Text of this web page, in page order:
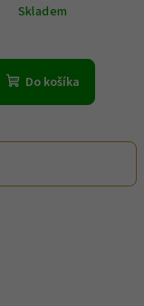
Skladem
Do košíka